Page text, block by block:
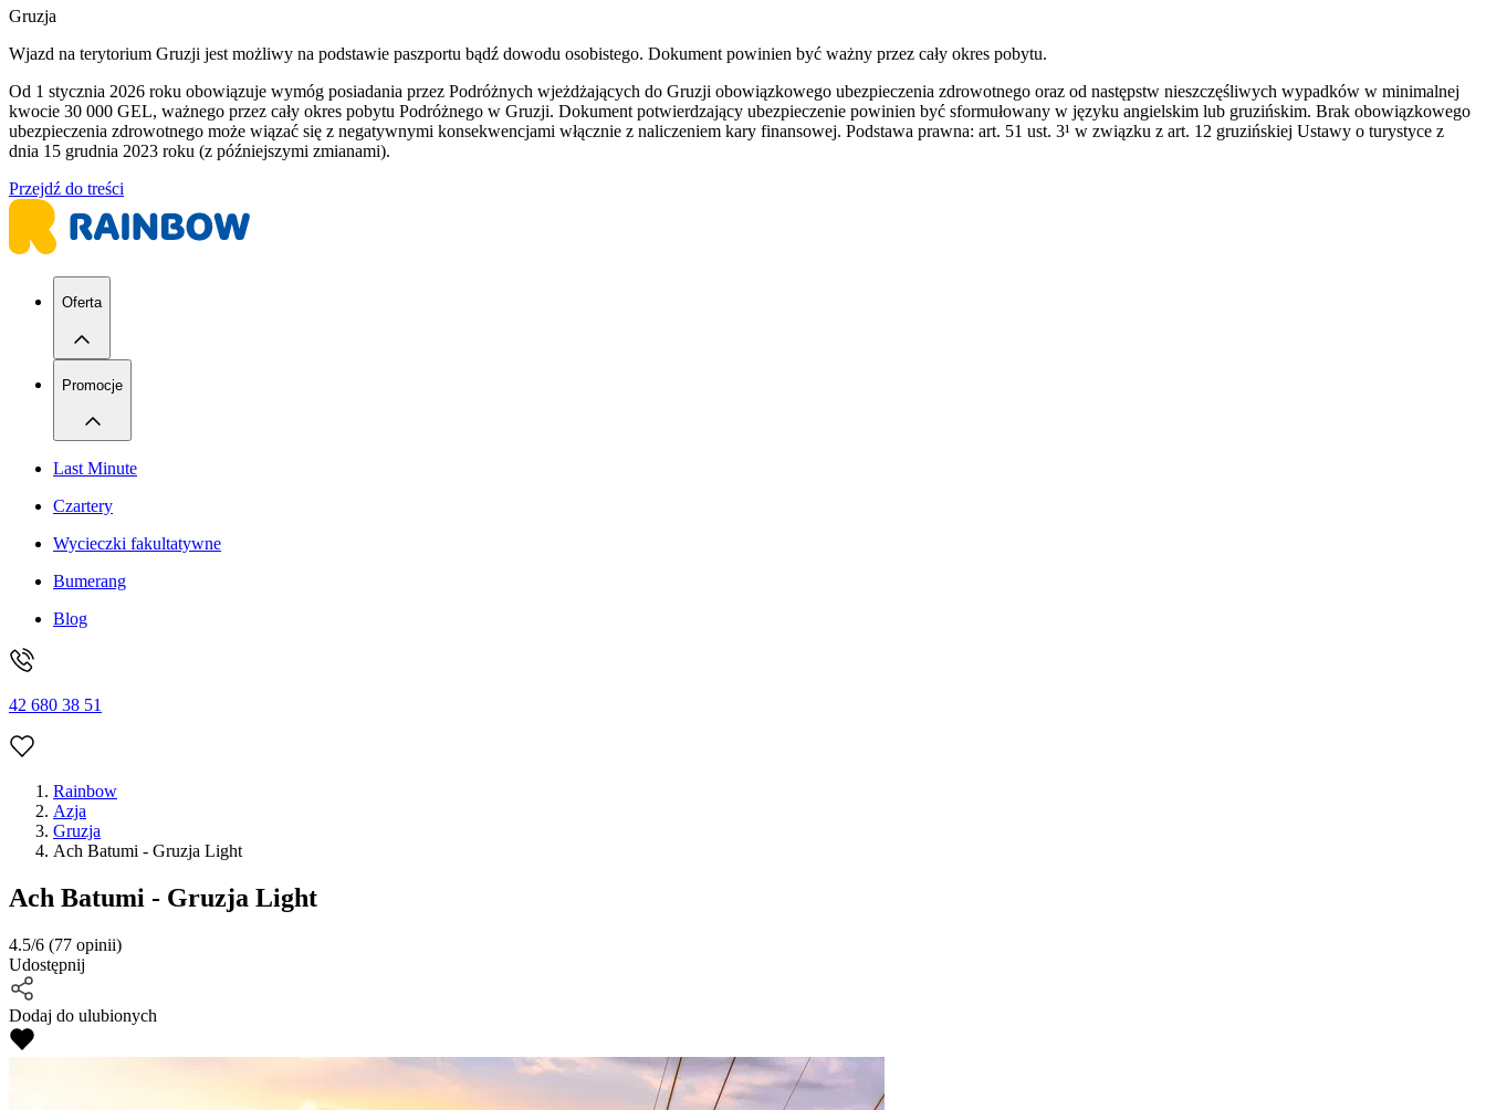
Gruzja
Wjazd na terytorium Gruzji jest możliwy na podstawie paszportu bądź dowodu osobistego. Dokument powinien być ważny przez cały okres pobytu.
Od 1 stycznia 2026 roku obowiązuje wymóg posiadania przez Podróżnych wjeżdżających do Gruzji obowiązkowego ubezpieczenia zdrowotnego oraz od następstw nieszczęśliwych wypadków w minimalnej
kwocie 30 000 GEL, ważnego przez cały okres pobytu Podróżnego w Gruzji. Dokument potwierdzający ubezpieczenie powinien być sformułowany w języku angielskim lub gruzińskim. Brak obowiązkowego
ubezpieczenia zdrowotnego może wiązać się z negatywnymi konsekwencjami włącznie z naliczeniem kary finansowej. Podstawa prawna: art. 51 ust. 3¹ w związku z art. 12 gruzińskiej Ustawy o turystyce z
dnia 15 grudnia 2023 roku (z późniejszymi zmianami).
Przejdź do treści
Oferta
Promocje
Last Minute
Czartery
Wycieczki fakultatywne
Bumerang
Blog
42 680 38 51
Rainbow
Azja
Gruzja
Ach Batumi - Gruzja Light
Ach Batumi - Gruzja Light
4.5/6 (77 opinii)
Udostępnij
Dodaj do ulubionych